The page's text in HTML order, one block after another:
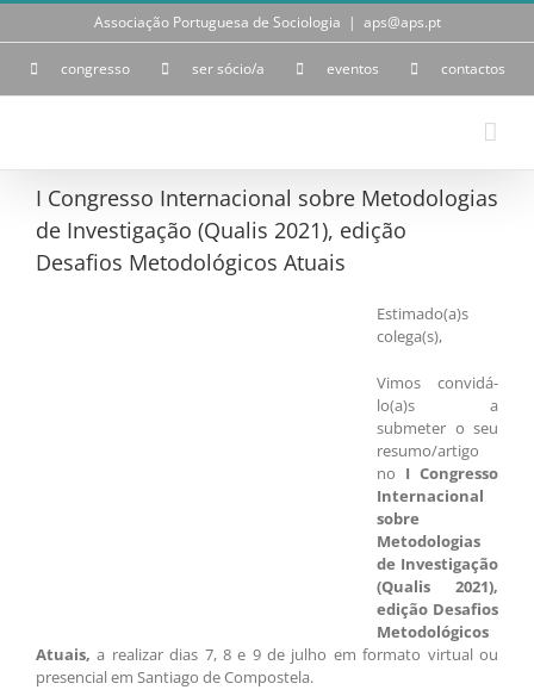
Skip
Associação Portuguesa de Sociologia | aps@aps.pt
congresso ser sócio/a eventos contactos
I Congresso Internacional sobre Metodologias
de Investigação (Qualis 2021), edição
Desafios Metodológicos Atuais
Estimado(a)s
colega(s),
Vimos convidá-
lo(a)s a
submeter o seu
resumo/artigo
no I Congresso
Internacional
sobre
Metodologias
de Investigação
(Qualis 2021),
edição Desafios
Metodológicos
Atuais, a realizar dias 7, 8 e 9 de julho em formato virtual ou
presencial em Santiago de Compostela.